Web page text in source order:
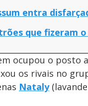
entra
que fizeram
ocupou o
os rivais no
Nataly